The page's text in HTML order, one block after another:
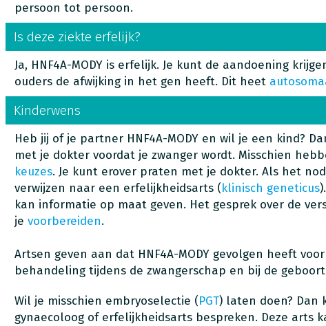
persoon tot persoon.
Is deze ziekte erfelijk?
Ja, HNF4A-MODY is erfelijk. Je kunt de aandoening
ouders de afwijking in het gen heeft. Dit heet
Kinderwens
Heb jij of je partner HNF4A-MODY en wil je een kind?
met je dokter voordat je zwanger wordt. Misschien
keuzes. Je kunt erover praten met je dokter. Als het
verwijzen naar een erfelijkheidsarts (klinisch geneticus
kan informatie op maat geven. Het gesprek over de
je voorbereiden.
Artsen geven aan dat HNF4A-MODY gevolgen heeft
behandeling tijdens de zwangerschap en bij de
Wil je misschien embryoselectie (PGT) laten doen? Dan
gynaecoloog of erfelijkheidsarts bespreken. Deze arts